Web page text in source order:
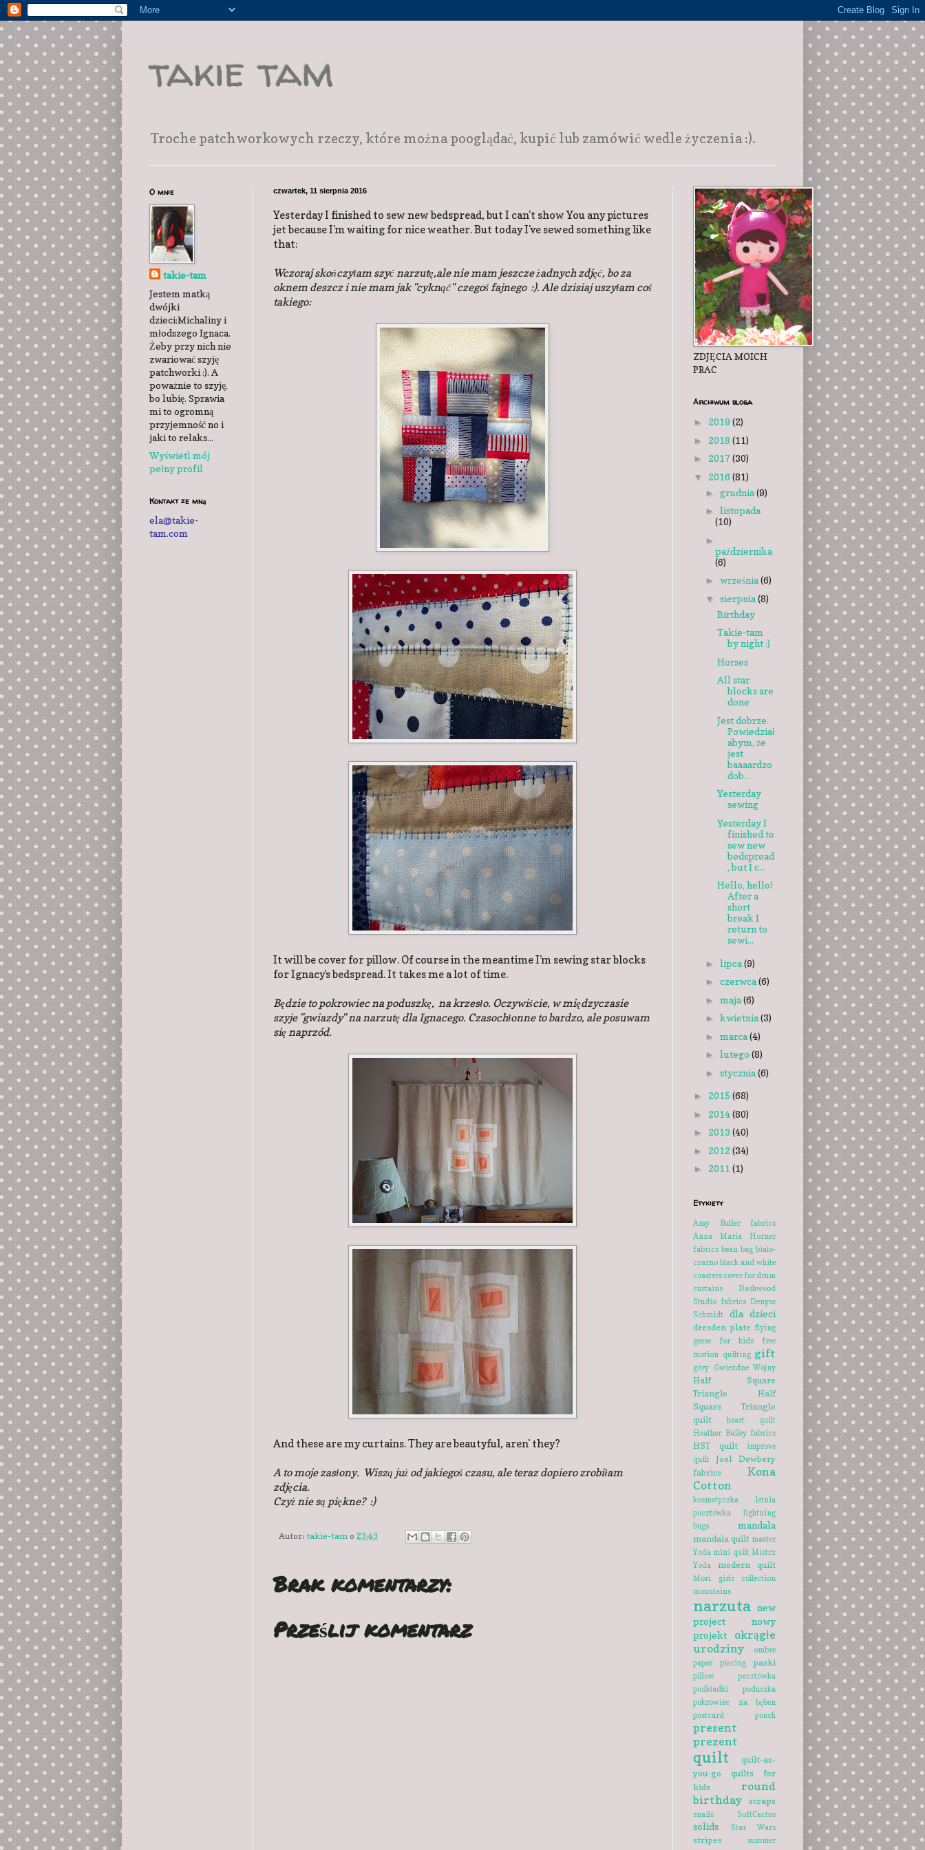
takie tam
Troche patchworkowych rzeczy, które można pooglądać, kupić lub zamówić wedle życzenia :).
czwartek, 11 sierpnia 2016
Yesterday I finished to sew new bedspread, but I can't show You any pictures
jet because I'm waiting for nice weather. But today I've sewed something like
that:
Wczoraj skończyłam szyć narzutę,ale nie mam jeszcze żadnych zdjęć, bo za
oknem deszcz i nie mam jak "cyknąć" czegoś fajnego :). Ale dzisiaj uszyłam coś
takiego:
It will be cover for pillow. Of course in the meantime I'm sewing star blocks
for Ignacy's bedspread. It takes me a lot of time.
Będzie to pokrowiec na poduszkę, na krzesło. Oczywiście, w międzyczasie
szyje "gwiazdy" na narzutę dla Ignacego. Czasochłonne to bardzo, ale posuwam
się naprzód.
And these are my curtains. They are beautyful, aren' they?
A to moje zasłony. Wiszą już od jakiegoś czasu, ale teraz dopiero zrobiłam
zdjęcia.
Czyż nie są piękne? :)
Autor: takie-tam o 23:43
Brak komentarzy:
Prześlij komentarz
O mnie
takie-tam
Jestem matką
dwójki
dzieci:Michaliny i
młodszego Ignaca.
Żeby przy nich nie
zwariować szyję
patchworki :). A
poważnie to szyję,
bo lubię. Sprawia
mi to ogromną
przyjemność no i
jaki to relaks...
Wyświetl mój
pełny profil
Kontakt ze mną
ela@takie-
tam.com
ZDJĘCIA MOICH
PRAC
Archiwum bloga
► 2019 (2)
► 2018 (11)
► 2017(30)
▼ 2016 (81)
► grudnia(9)
► listopada
(10)
►
października
(6)
► września(6)
▼ sierpnia(8)
Birthday
Takie-tam
by night :)
Horses
All star
blocks are
done
Jest dobrze.
Powiedział
abym, że
jest
baaaardzo
dob...
Yesterday
sewing
Yesterday I
finished to
sew new
bedspread
, but I c...
Hello, hello!
After a
short
break I
return to
sewi...
► lipca(9)
► czerwca(6)
► maja(6)
► kwietnia(3)
► marca(4)
► lutego (8)
► stycznia(6)
► 2015 (68)
► 2014(80)
► 2013 (40)
► 2012(34)
► 2011 (1)
Etykiety
Amy Butler fabrics
Anna Maria Horner
fabrics bean bag biało-
czarno black and white
coasters cover for drum
curtains
Dashwood
Studio fabrics Denyse
Schmidt
dla dzieci
dresden plate flying
geese
for kids
free
motion quilting gift
góry Gwiezdne Wojny
Half Square
Triangle
Half
Square Triangle
quilt
heart quilt
Heather Bailey fabrics
HST quilt
improve
quilt
Joel Dewbery
fabrics
Kona
Cotton
kosmetyczka
letnia
pocztówka
lightning
bugs
mandala
mandala quilt master
Yoda mini quilt Mistrz
Yoda
modern quilt
Mori girls collection
mountains
narzuta new
project
nowy
projekt
okrągłe
urodziny
ombre
paper piecing
paski
pillow
pocztówka
podkładki
poduszka
pokrowiec na bęben
postcard
pouch
present
prezent
quilt
quilt-as-
you-go
quilts for
kids
round
birthday
scraps
snails SoftCactus
solids Star Wars
stripes
summer